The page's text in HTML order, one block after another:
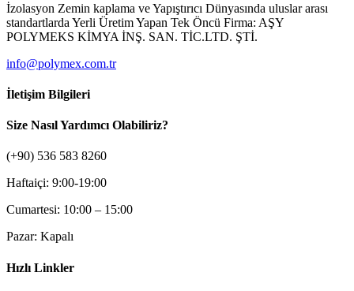
İzolasyon Zemin kaplama ve Yapıştırıcı Dünyasında uluslar arası
standartlarda Yerli Üretim Yapan Tek Öncü Firma: AŞY
POLYMEKS KİMYA İNŞ. SAN. TİC.LTD. ŞTİ.
info@polymex.com.tr
İletişim Bilgileri
Size Nasıl Yardımcı Olabiliriz?
(+90) 536 583 8260
Haftaiçi: 9:00-19:00
Cumartesi: 10:00 – 15:00
Pazar: Kapalı
Hızlı Linkler